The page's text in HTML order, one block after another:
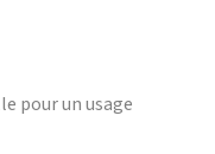
pour un usage